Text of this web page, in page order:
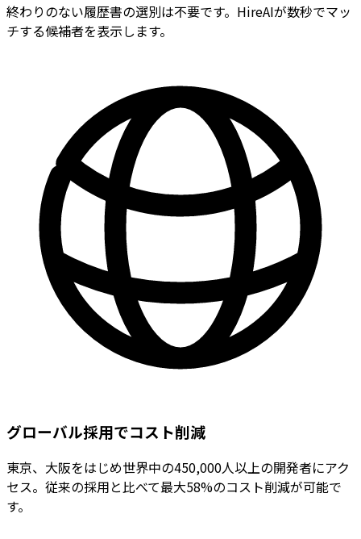
終わりのない履歴書の選別は不要です。HireAIが数秒でマッ
チする候補者を表示します。
グローバル採用でコスト削減
東京、大阪をはじめ世界中の450,000人以上の開発者にアク
セス。従来の採用と比べて最大58%のコスト削減が可能で
す。